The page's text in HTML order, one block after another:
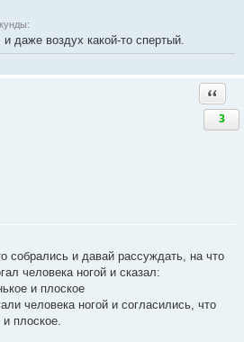
даже воздух какой-то спертый.
3
собрались и давай рассуждать, на что
человека ногой и сказал:
и плоское
человека ногой и согласились, что
плоское.